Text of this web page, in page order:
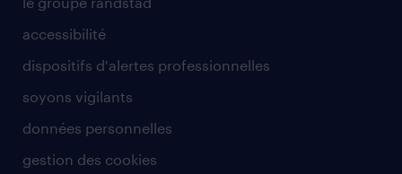
accessibilité
dispositifs d'alertes professionnelles
soyons vigilants
données personnelles
gestion des cookies